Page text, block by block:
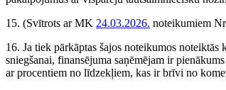
15. (Svītrots ar MK 24.03.2026. noteikumiem
16. Ja tiek pārkāptas šajos noteikumos noteiktās
sniegšanai, finansējuma saņēmējam ir
ar procentiem no līdzekļiem, kas ir brīvi no